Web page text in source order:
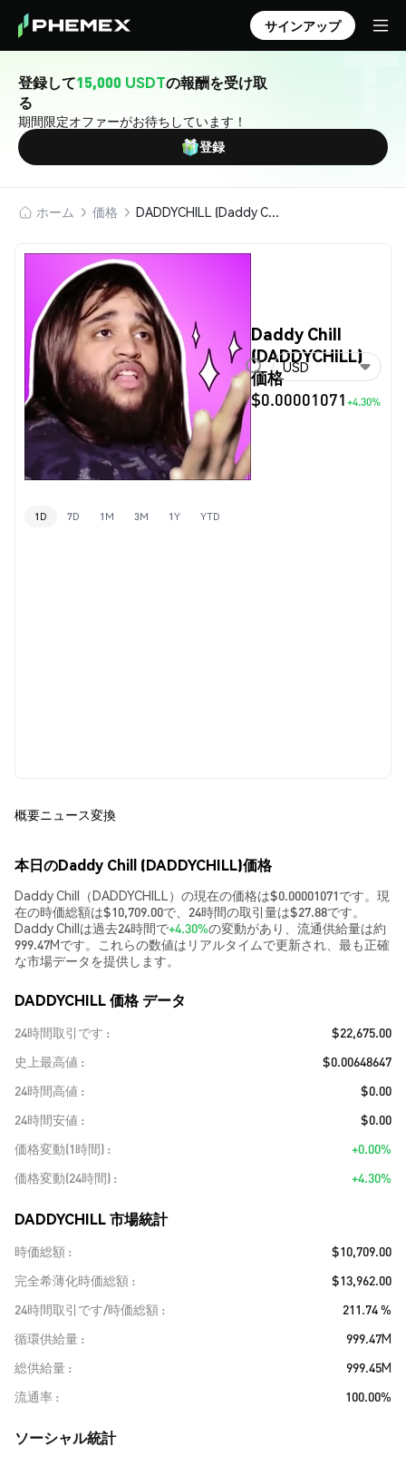
サインアップ
登録して15,000 USDTの報酬を受け取
る
期間限定オファーがお待ちしています！
登録
ホーム 価格 DADDYCHILL (Daddy Chill)
Daddy Chill
(DADDYCHILL)
価格
$0.00001071 +4.30%
USD
1D 7D 1M 3M 1Y YTD
概要ニュース変換
本日のDaddy Chill (DADDYCHILL)価格
Daddy Chill（DADDYCHILL）の現在の価格は$0.00001071です。現
在の時価総額は$10,709.00で、24時間の取引量は$27.88です。
Daddy Chillは過去24時間で+4.30%の変動があり、流通供給量は約
999.47Mです。これらの数値はリアルタイムで更新され、最も正確
な市場データを提供します。
DADDYCHILL 価格 データ
24時間取引です
$22,675.00
史上最高値
$0.00648647
24時間高値
$0.00
24時間安値
$0.00
価格変動(1時間)
+0.00%
価格変動(24時間)
+4.30%
DADDYCHILL 市場統計
時価総額
$10,709.00
完全希薄化時価総額
$13,962.00
24時間取引です/時価総額
211.74 %
循環供給量
999.47M
総供給量
999.45M
流通率
100.00%
ソーシャル統計